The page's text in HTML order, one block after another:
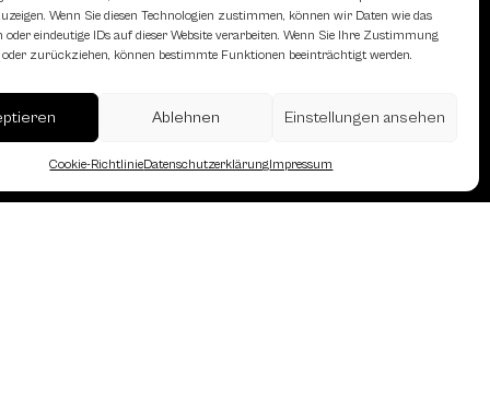
Wenn Sie diesen Technologien zustimmen, können wir Daten wie das
oder eindeutige IDs auf dieser Website verarbeiten. Wenn Sie Ihre Zustimmung
zurückziehen, können bestimmte Funktionen beeinträchtigt werden.
Ablehnen Einstellungen ansehen
Cookie-RichtlinieDatenschutzerklärungImpressum
des Österreichischen